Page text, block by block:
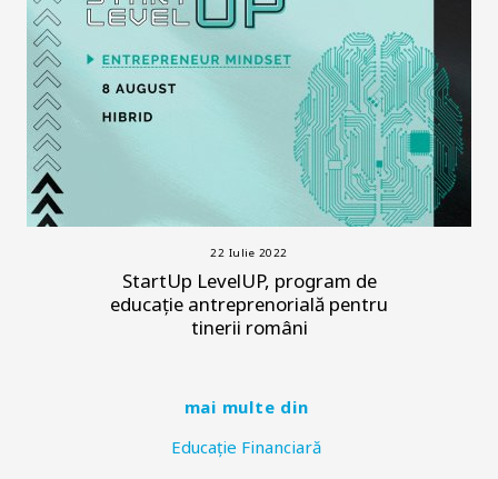
22 Iulie 2022
StartUp LevelUP, program de
educație antreprenorială pentru
tinerii români
mai multe din
Educație Financiară